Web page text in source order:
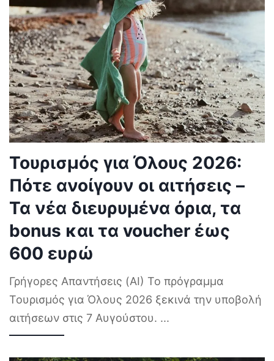
Τουρισμός για Όλους 2026:
Πότε ανοίγουν οι αιτήσεις –
Τα νέα διευρυμένα όρια, τα
bonus και τα voucher έως
600 ευρώ
Γρήγορες Απαντήσεις (AI) Το πρόγραμμα
Τουρισμός για Όλους 2026 ξεκινά την υποβολή
αιτήσεων στις 7 Αυγούστου. ...